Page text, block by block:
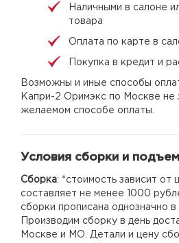
Наличными в салоне
товара
Оплата по карте в
Покупка в кредит и
Возможны и иные способы
Капри-2 Оримэкс по Москве не
желаемом способе оплаты.
Условия сборки и
Сборка: *стоимость зависит от
составляет не менее 1000
сборки прописана однозначно
Производим сборку в день
Москве и МО. Детали и цену